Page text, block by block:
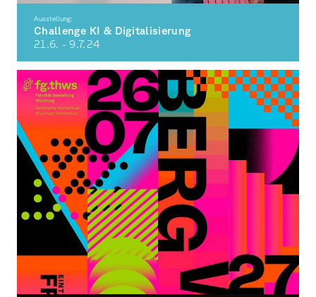
Ausstellung:
Challenge KI & Digitalisierung
21.6. - 9.7.24